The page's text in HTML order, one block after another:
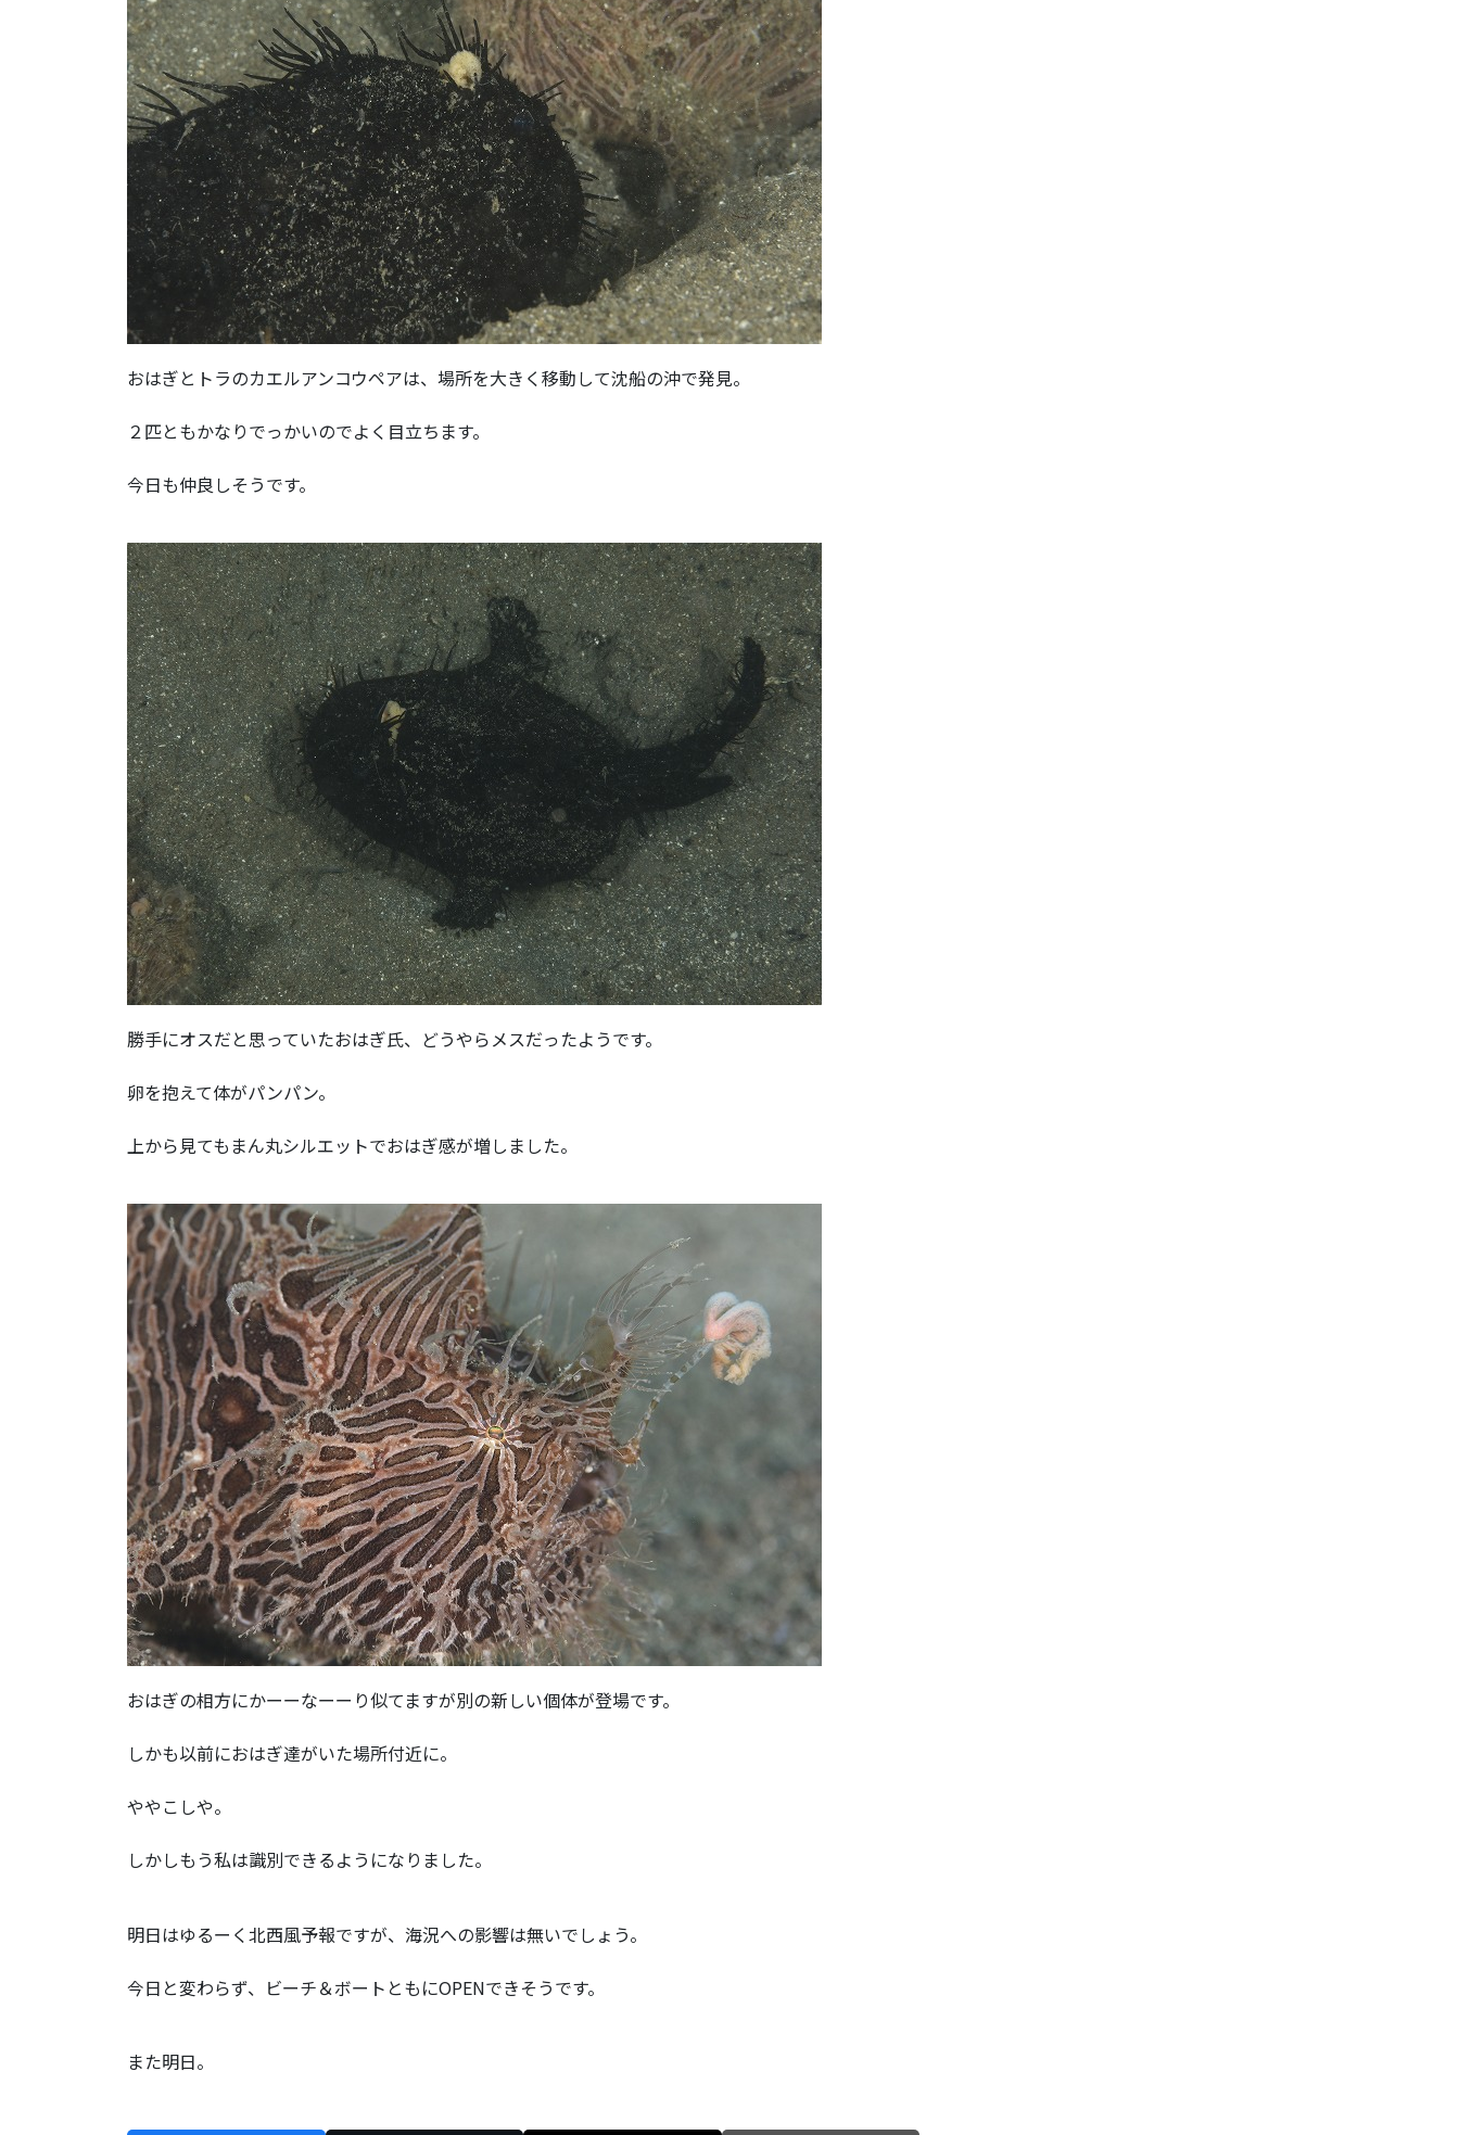
おはぎとトラのカエルアンコウペアは、場所を大きく移動して沈船の沖で発見。
２匹ともかなりでっかいのでよく目立ちます。
今日も仲良しそうです。
勝手にオスだと思っていたおはぎ氏、どうやらメスだったようです。
卵を抱えて体がパンパン。
上から見てもまん丸シルエットでおはぎ感が増しました。
おはぎの相方にかーーなーーり似てますが別の新しい個体が登場です。
しかも以前におはぎ達がいた場所付近に。
ややこしや。
しかしもう私は識別できるようになりました。
明日はゆるーく北西風予報ですが、海況への影響は無いでしょう。
今日と変わらず、ビーチ＆ボートともにOPENできそうです。
また明日。